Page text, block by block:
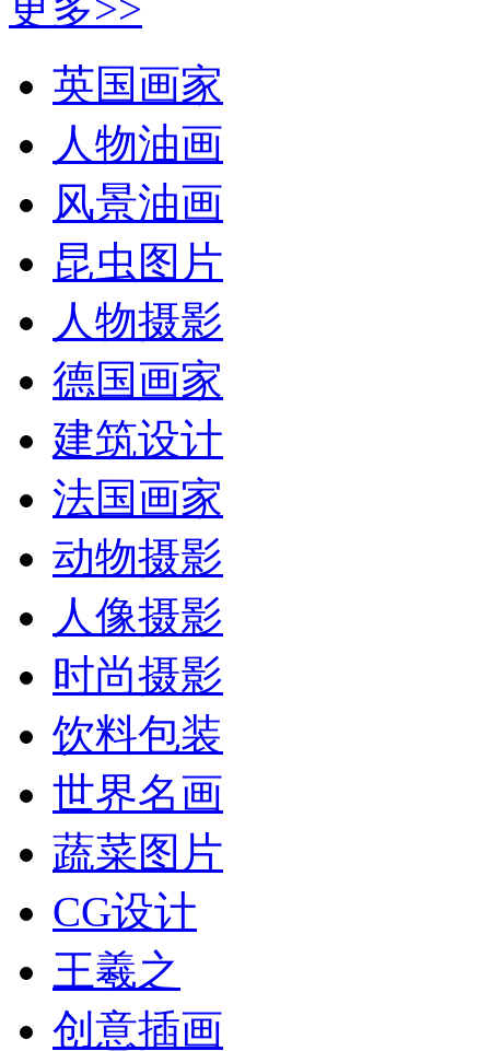
英国画家
人物油画
风景油画
昆虫图片
人物摄影
德国画家
建筑设计
法国画家
动物摄影
人像摄影
时尚摄影
饮料包装
世界名画
蔬菜图片
CG设计
王羲之
创意插画